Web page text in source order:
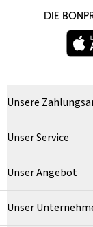
DIE
Unsere
Unser Service
Unser Angebot
Unser